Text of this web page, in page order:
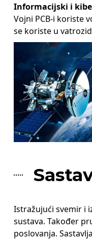
Informacijski i
Vojni PCB-i koriste
se koriste u
Istražujući svemir i
sustava. Također
poslovanja.